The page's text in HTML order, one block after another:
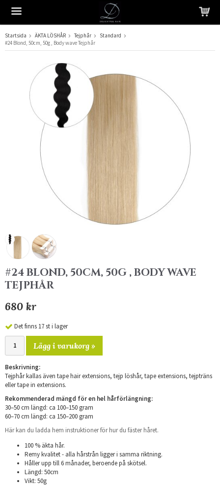
Produkten har blivit tillagd i varukorgen
Startsida ÄKTA LÖSHÅR Tejphår
Standard
#24 Blond, 50cm, 50g , Body wave Tejphår
#24 BLOND, 50CM, 50G , BODY WAVE
TEJPHÅR
680 kr
Det finns 17 st i lager
Lägg i varukorg »
Beskrivning:
Tejphår kallas även tape hair extensions, tejp löshår, tape extensions, tejpträns
eller tape in extensions.
Rekommenderad mängd för en hel hårförlängning:
30–50 cm längd: ca 100–150 gram
60–70 cm längd: ca 150–200 gram
Här kan du ladda hem instruktioner för hur du fäster håret.
100 % äkta hår.
Remy kvalitet - alla hårstrån ligger i samma riktning.
Håller upp till 6 månader, beroende på skötsel.
Längd: 50cm
Vikt: 50g